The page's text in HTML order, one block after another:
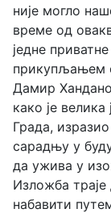
није могло
време од
једне
прикупљањем
Дамир
како је
Града,
сарадњу у
да ужива у
Изложба траје
набавити